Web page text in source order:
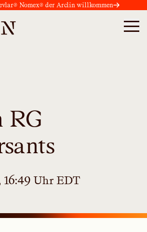
Nomex® der Arclin willkommen
16:49 Uhr EDT